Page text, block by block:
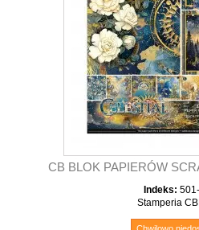
CB BLOK PAPIERÓW
Indeks:
Stamperia